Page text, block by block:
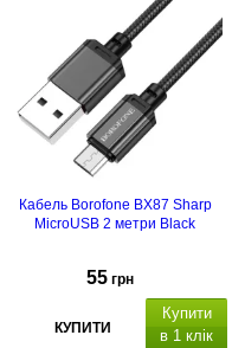
Кабель Borofone BX87 Sharp
MicroUSB 2 метри Black
55 грн
КУПИТИ
Купити
в 1 клік